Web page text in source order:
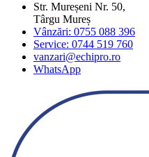
Str. Mureșeni Nr. 50,
Târgu Mureș
Vânzări: 0755 088 396
Service: 0744 519 760
vanzari@echipro.ro
WhatsApp